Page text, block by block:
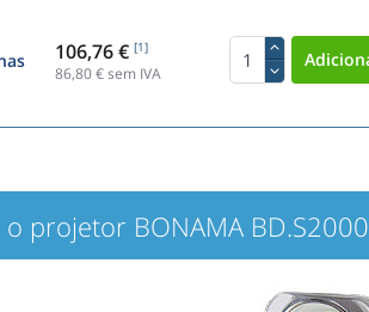
106,76 € [1]
86,80€ sem IVA
o projetor BONAMA BD.S2000